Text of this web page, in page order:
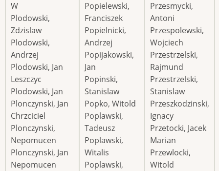
W
Plodowski,
Zdzislaw
Plodowski,
Andrzej
Plodowski, Jan
Leszczyc
Plodowski, Jan
Plonczynski, Jan
Chrzciciel
Plonczynski,
Nepomucen
Plonczynski, Jan
Nepomucen
Popielewski,
Franciszek
Popielnicki,
Andrzej
Popijakowski,
Jan
Popinski,
Stanislaw
Popko, Witold
Poplawski,
Tadeusz
Poplawski,
Witalis
Poplawski,
Przesmycki,
Antoni
Przespolewski,
Wojciech
Przestrzelski,
Rajmund
Przestrzelski,
Stanislaw
Przeszkodzinski,
Ignacy
Przetocki, Jacek
Marian
Przewlocki,
Witold